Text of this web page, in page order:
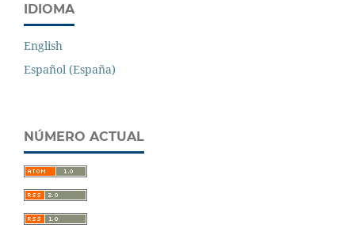
IDIOMA
English
Español (España)
NÚMERO ACTUAL